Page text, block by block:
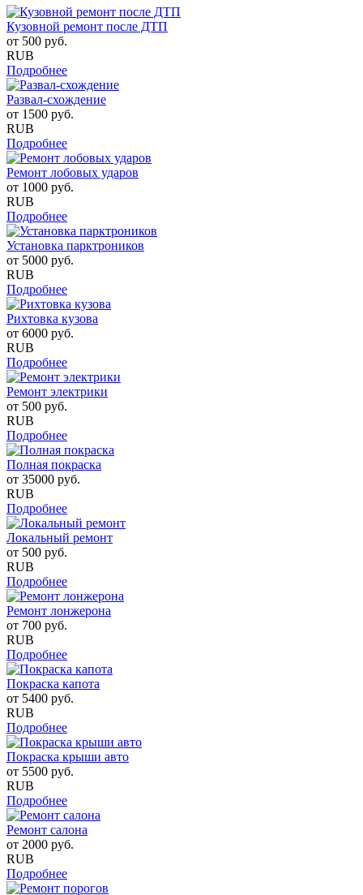
Кузовной ремонт после ДТП
от 500 руб.
RUB
Подробнее
Развал-схождение
от 1500 руб.
RUB
Подробнее
Ремонт лобовых ударов
от 1000 руб.
RUB
Подробнее
Установка парктроников
от 5000 руб.
RUB
Подробнее
Рихтовка кузова
от 6000 руб.
RUB
Подробнее
Ремонт электрики
от 500 руб.
RUB
Подробнее
Полная покраска
от 35000 руб.
RUB
Подробнее
Локальный ремонт
от 500 руб.
RUB
Подробнее
Ремонт лонжерона
от 700 руб.
RUB
Подробнее
Покраска капота
от 5400 руб.
RUB
Подробнее
Покраска крыши авто
от 5500 руб.
RUB
Подробнее
Ремонт салона
от 2000 руб.
RUB
Подробнее